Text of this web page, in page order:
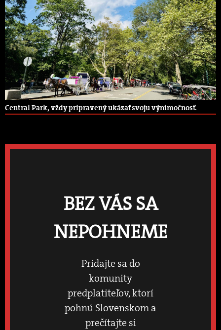
Central Park, vždy pripravený ukázať svoju výnimočnosť.
BEZ VÁS SA
NEPOHNEME
Pridajte sa do
komunity
predplatiteľov, ktorí
pohnú Slovenskom a
prečítajte si